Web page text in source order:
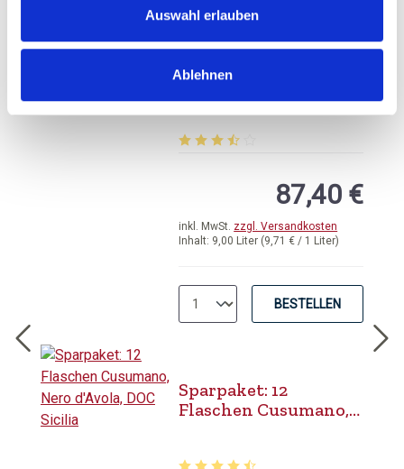
Auswahl erlauben
Ablehnen
Sparpaket 12 Flaschen
Paladin, Syrah, Vino
Varietale d´Italia
Inhalt: 9,00 Liter (9,71 € / 1 Liter)
inkl. MwSt. zzgl. Versandkosten
87,40 €
BESTELLEN
Sparpaket: 12
Flaschen Cusumano,